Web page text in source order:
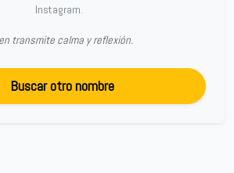
Instagram.
transmite calma y reflexión.
Buscar otro nombre